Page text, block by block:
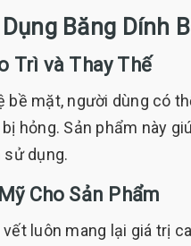
Băng Dính
Trì và Thay Thế
bề mặt, người dùng có
hỏng. Sản phẩm này
sử dụng.
Cho Sản Phẩm
luôn mang lại giá trị